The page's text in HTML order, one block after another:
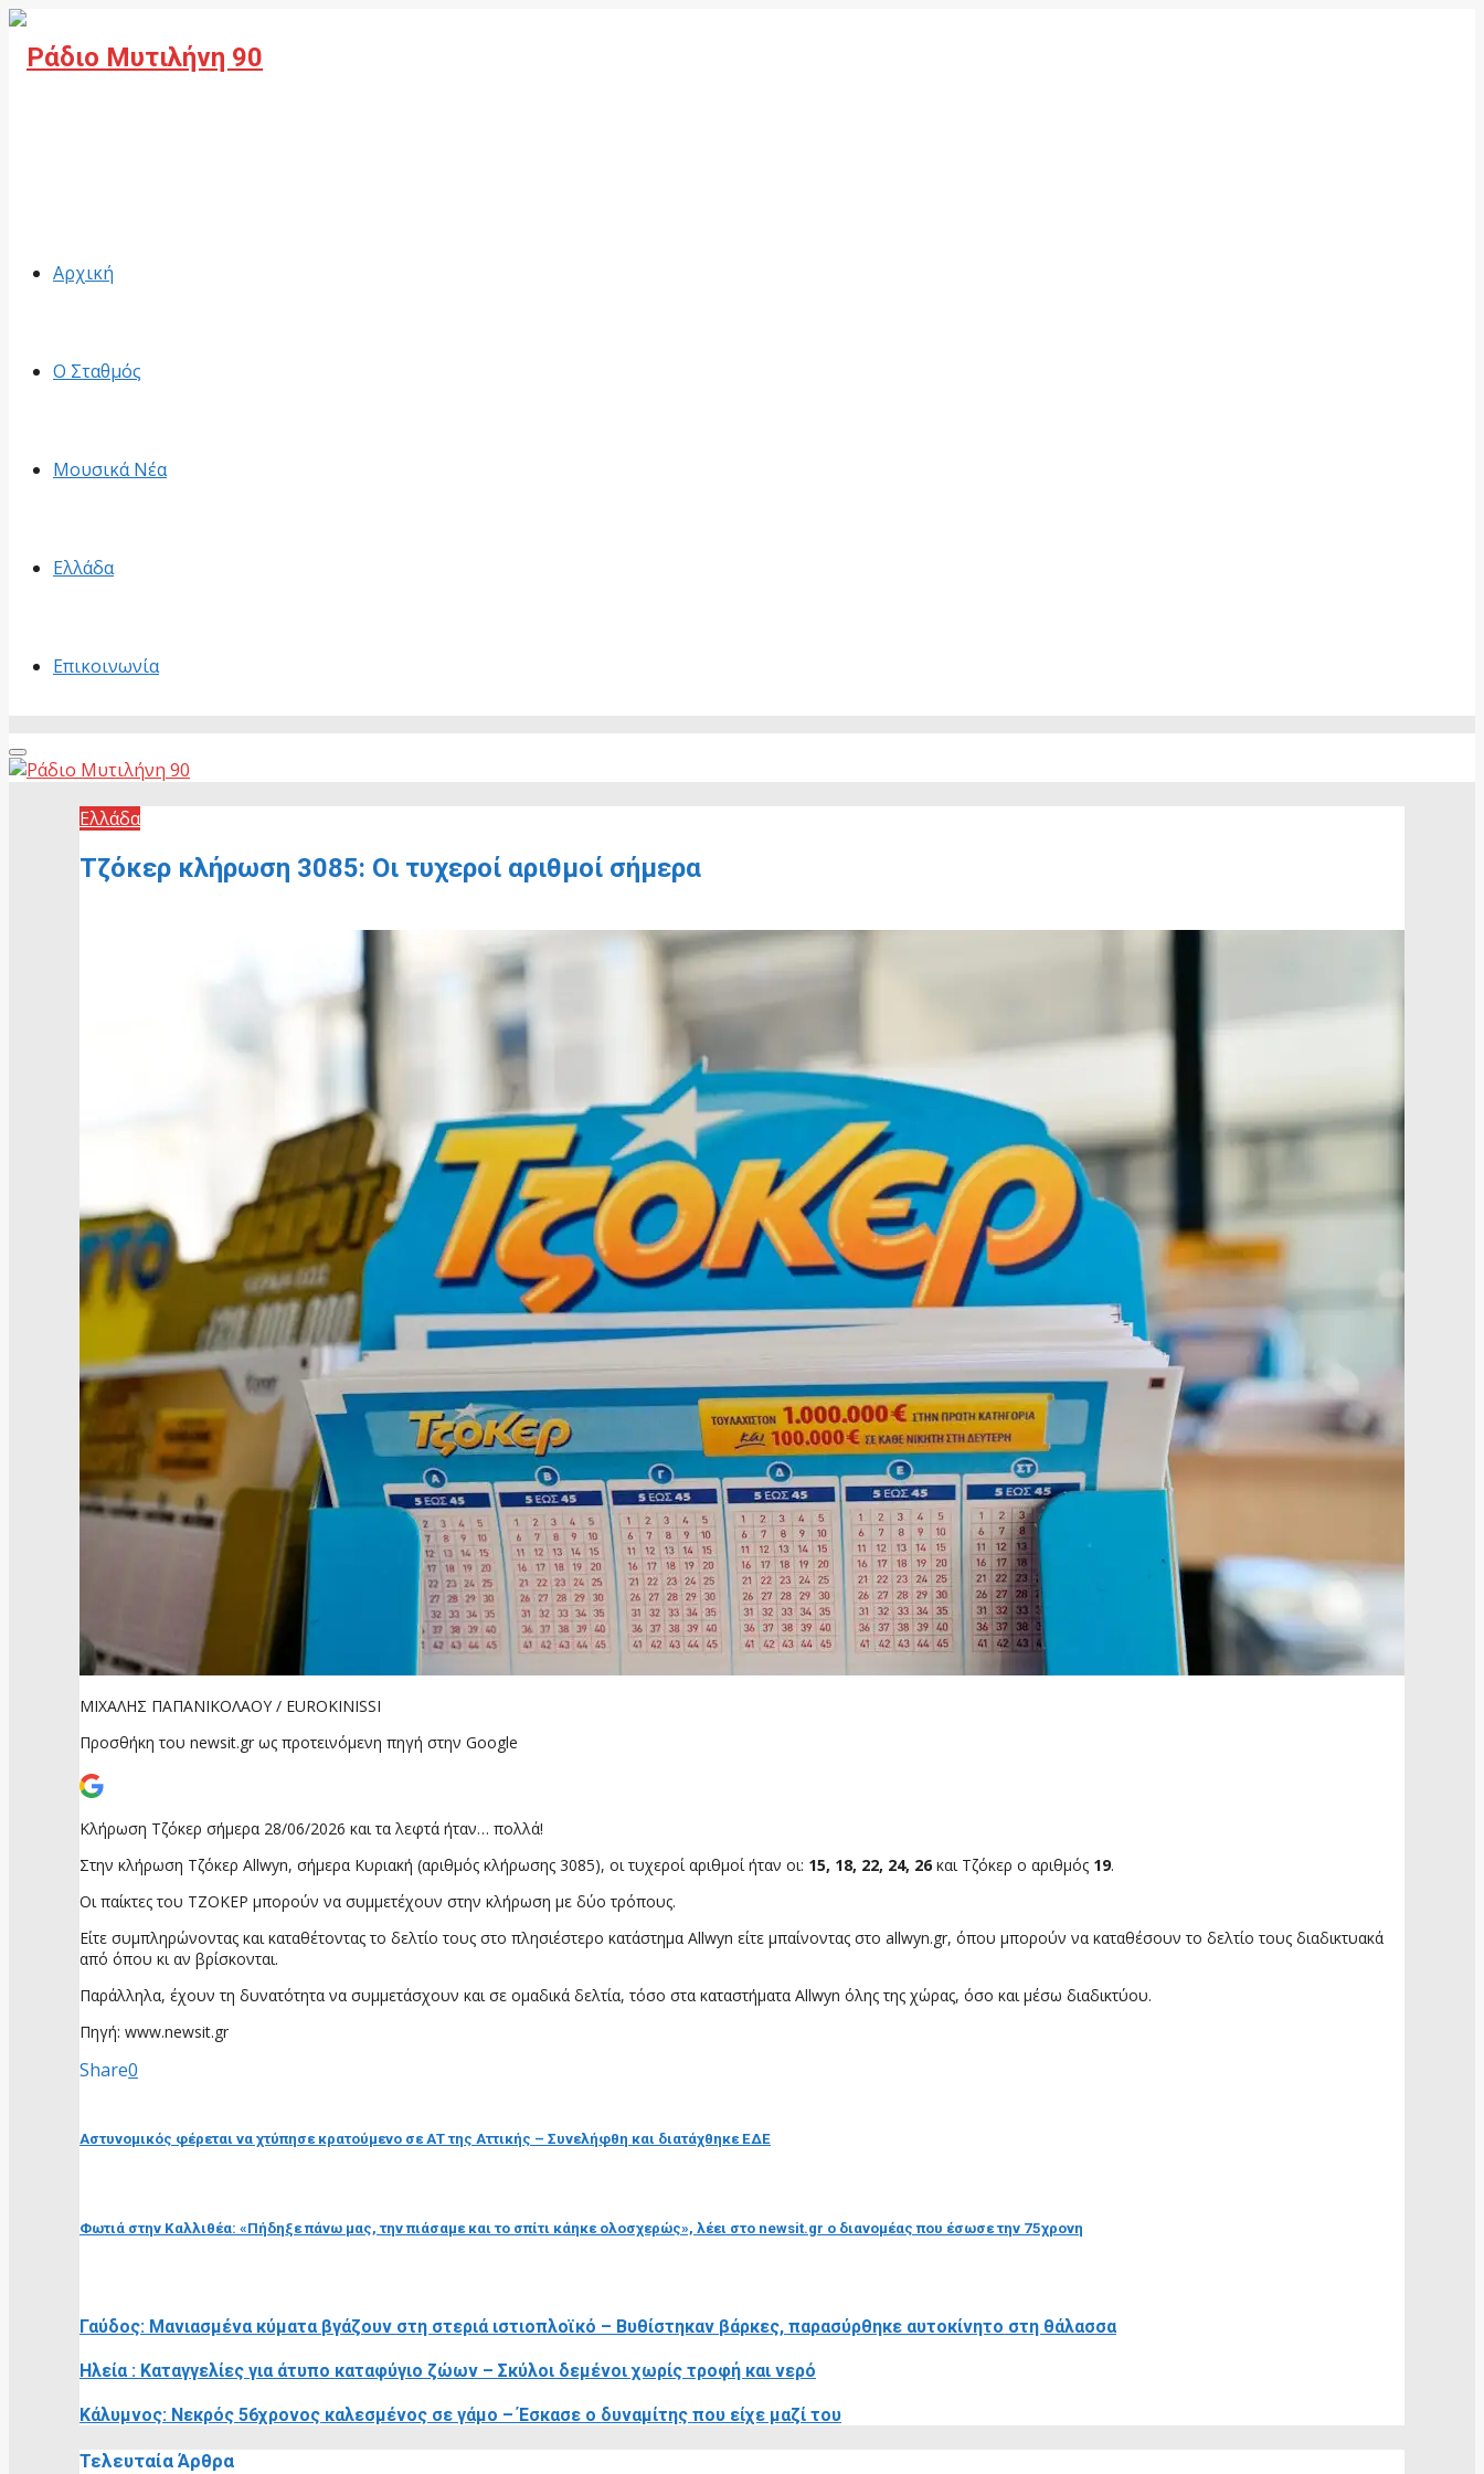
Αρχική
Ο Σταθμός
Μουσικά Νέα
Ελλάδα
Επικοινωνία
Primary
Menu
Ελλάδα
Τζόκερ κλήρωση 3085: Οι τυχεροί αριθμοί σήμερα
ΜΙΧΑΛΗΣ ΠΑΠΑΝΙΚΟΛΑΟΥ / EUROKINISSI
Προσθήκη του newsit.gr ως προτεινόμενη πηγή στην Google
Κλήρωση Τζόκερ σήμερα 28/06/2026 και τα λεφτά ήταν… πολλά!
Στην κλήρωση Τζόκερ Allwyn, σήμερα Κυριακή (αριθμός κλήρωσης 3085), οι τυχεροί αριθμοί ήταν οι: 15, 18, 22, 24, 26 και Τζόκερ ο αριθμός 19.
Οι παίκτες του ΤΖΟΚΕΡ μπορούν να συμμετέχουν στην κλήρωση με δύο τρόπους.
Είτε συμπληρώνοντας και καταθέτοντας το δελτίο τους στο πλησιέστερο κατάστημα Allwyn είτε μπαίνοντας στο allwyn.gr, όπου μπορούν να καταθέσουν το δελτίο τους διαδικτυακά
από όπου κι αν βρίσκονται.
Παράλληλα, έχουν τη δυνατότητα να συμμετάσχουν και σε ομαδικά δελτία, τόσο στα καταστήματα Allwyn όλης της χώρας, όσο και μέσω διαδικτύου.
Πηγή: www.newsit.gr
Share0
Αστυνομικός φέρεται να χτύπησε κρατούμενο σε ΑΤ της Αττικής – Συνελήφθη και διατάχθηκε ΕΔΕ
Φωτιά στην Καλλιθέα: «Πήδηξε πάνω μας, την πιάσαμε και το σπίτι κάηκε ολοσχερώς», λέει στο newsit.gr ο διανομέας που έσωσε την 75χρονη
Γαύδος: Μανιασμένα κύματα βγάζουν στη στεριά ιστιοπλοϊκό – Βυθίστηκαν βάρκες, παρασύρθηκε αυτοκίνητο στη θάλασσα
Ηλεία : Καταγγελίες για άτυπο καταφύγιο ζώων – Σκύλοι δεμένοι χωρίς τροφή και νερό
Κάλυμνος: Νεκρός 56χρονος καλεσμένος σε γάμο – Έσκασε ο δυναμίτης που είχε μαζί του
Τελευταία Άρθρα